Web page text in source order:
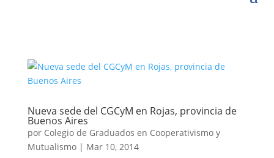
Nueva sede del CGCyM en Rojas, provincia de
Buenos Aires
por Colegio de Graduados en Cooperativismo y
Mutualismo| Mar 10, 2014